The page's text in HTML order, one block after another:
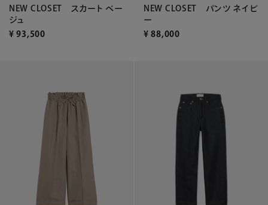
NEW CLOSET スカート ベー
ジュ
¥ 93,500
NEW CLOSET パンツ ネイビ
ー
¥ 88,000